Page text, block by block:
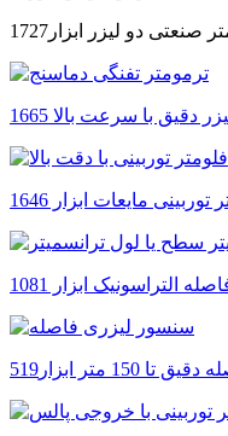
صنعتی دو لیزر ابزار1727
دقیق با سرعت بالا 1665
توربینی مایعات ابزار 1646
التراسونیک ابزار 1081
متر ابزار519